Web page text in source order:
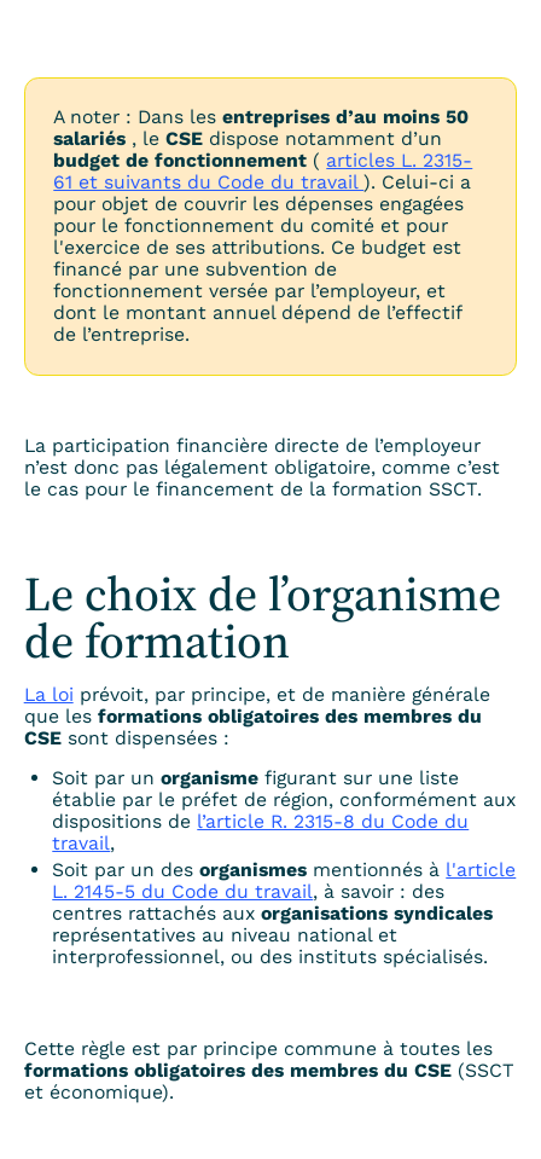
A noter : Dans lesentreprises d’au moins 50
salariés , leCSE dispose notamment d’un
budget de fonctionnement ( articles L. 2315-
61 et suivants du Code du travail). Celui-ci a
pour objet de couvrir les dépenses engagées
pour le fonctionnement du comité et pour
l'exercice de ses attributions. Ce budget est
financé par une subvention de
fonctionnement versée par l’employeur, et
dont le montant annuel dépend de l’effectif
de l’entreprise.
La participation financière directe de l’employeur
n’est donc pas légalement obligatoire, comme c’est
le cas pour le financement de la formation SSCT.
Le choix de l’organisme
de formation
La loi prévoit, par principe, et de manière générale
que les formations obligatoires des membres du
CSE sont dispensées :
Soit par unorganismefigurant sur une liste
établie par le préfet de région, conformément aux
dispositions de l’article R. 2315-8 du Code du
travail,
Soit par un desorganismes mentionnés à l'article
L. 2145-5 du Code du travail, à savoir : des
centres rattachés auxorganisations syndicales
représentatives au niveau national et
interprofessionnel, ou des instituts spécialisés.
Cette règle est par principe commune à toutes les
formations obligatoires des membres du CSE(SSCT
et économique).